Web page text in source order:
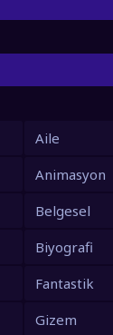
Aile
Animasyon
Belgesel
Biyografi
Fantastik
Gizem